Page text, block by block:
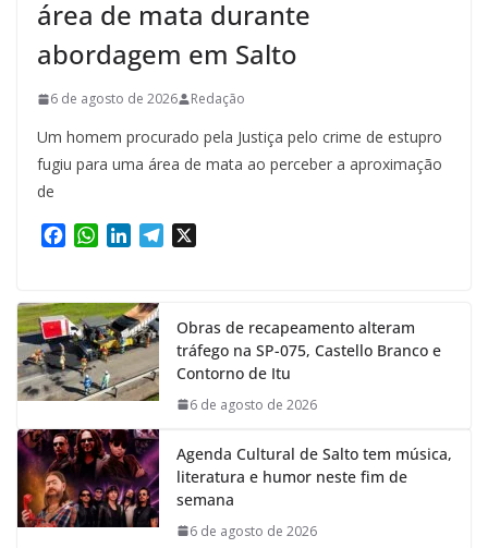
área de mata durante
abordagem em Salto
6 de agosto de 2026 Redação
Um homem procurado pela Justiça pelo crime de estupro
fugiu para uma área de mata ao perceber a aproximação
de
e
b
o
o
k
W
t
s
A
p
p
k
e
d
I
n
m
Obras de recapeamento alteram
tráfego na SP-075, Castello Branco e
Contorno de Itu
6 de agosto de 2026
Agenda Cultural de Salto tem música,
literatura e humor neste fim de
semana
6 de agosto de 2026